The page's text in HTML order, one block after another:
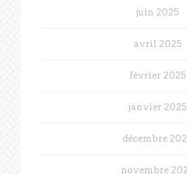
juin 2025
avril 2025
février 2025
janvier 2025
décembre
novembre